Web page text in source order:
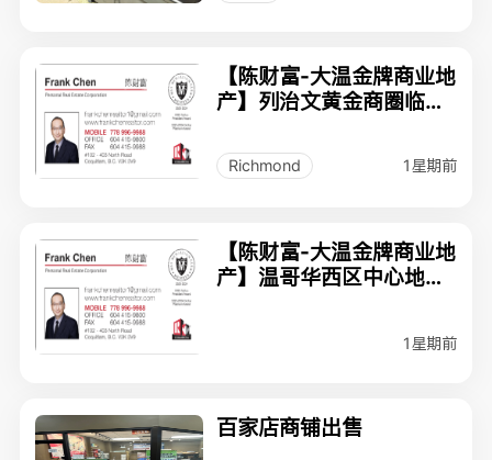
【陈财富-大温金牌商业地
产】列治文黄金商圈临街
Richmond 1星期前
【陈财富-大温金牌商业地
产】温哥华西区中心地带
1星期前
百家店商铺出售